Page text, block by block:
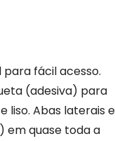
fácil acesso.
(adesiva) para
liso. Abas laterais e
em quase toda a